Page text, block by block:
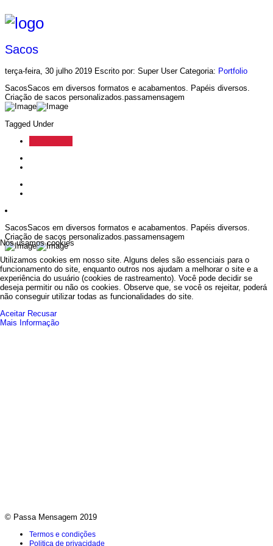
Sacos
terça-feira, 30 julho 2019 Escrito por: Super User Categoria: Portfolio
SacosSacos em diversos formatos e acabamentos. Papéis diversos.
Criação de sacos personalizados.passamensagem
Tagged Under
SacosSacos em diversos formatos e acabamentos. Papéis diversos.
Criação de sacos personalizados.passamensagem
© Passa Mensagem 2019
Termos e condições
Politica de privacidade
Nós usamos cookies
Utilizamos cookies em nosso site. Alguns deles são essenciais para o
funcionamento do site, enquanto outros nos ajudam a melhorar o site e a
experiência do usuário (cookies de rastreamento). Você pode decidir se
deseja permitir ou não os cookies. Observe que, se você os rejeitar, poderá
não conseguir utilizar todas as funcionalidades do site.
Aceitar Recusar
Mais Informação